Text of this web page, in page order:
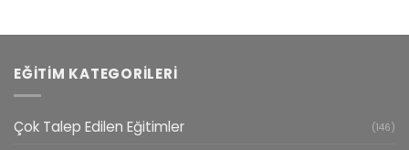
EĞITIM KATEGORILERI
Çok Talep Edilen Eğitimler (146)